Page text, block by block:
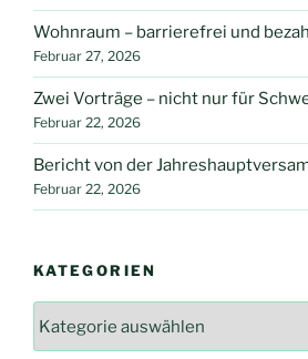
Wohnraum – barrierefrei und
Februar 27, 2026
Zwei Vorträge – nicht nur für
Februar 22, 2026
Bericht von der
Februar 22, 2026
KATEGORIEN